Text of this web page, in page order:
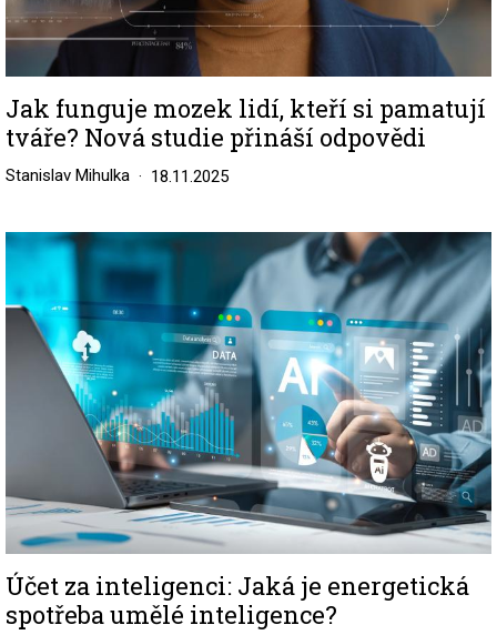
Jak funguje mozek lidí, kteří si pamatují
tváře? Nová studie přináší odpovědi
Stanislav Mihulka 18.11.2025
Image
Účet za inteligenci: Jaká je energetická
spotřeba umělé inteligence?